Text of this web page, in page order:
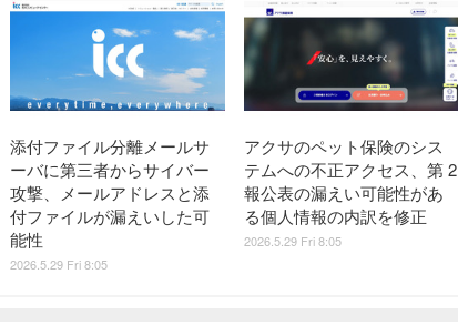
添付ファイル分離メールサ
ーバに第三者からサイバー
攻撃、メールアドレスと添
付ファイルが漏えいした可
能性
2026.5.29 Fri 8:05
アクサのペット保険のシス
テムへの不正アクセス、第 2
報公表の漏えい可能性があ
る個人情報の内訳を修正
2026.5.29 Fri 8:05